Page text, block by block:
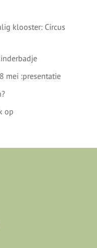
klooster: Circus
mei :presentatie
op